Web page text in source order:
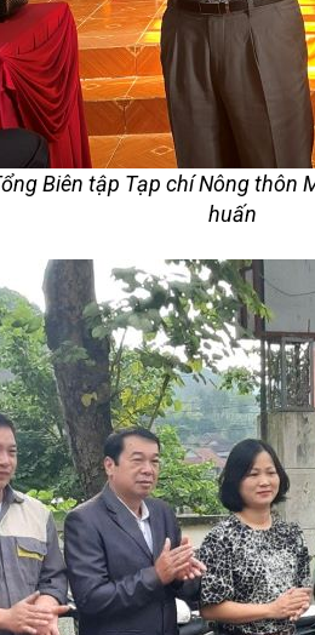
Biên tập Tạp chí Nông thôn
huấn